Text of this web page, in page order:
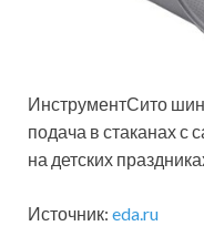
ИнструментСито
подача в стаканах с
на детских
Источник: eda.ru